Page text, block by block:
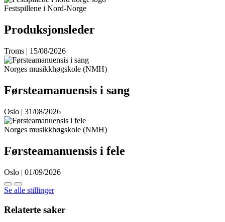
Festspillene i Nord-Norge
Produksjonsleder
Troms | 15/08/2026
Norges musikkhøgskole (NMH)
Førsteamanuensis i sang
Oslo | 31/08/2026
Norges musikkhøgskole (NMH)
Førsteamanuensis i fele
Oslo | 01/09/2026
Se alle stillinger
Relaterte saker